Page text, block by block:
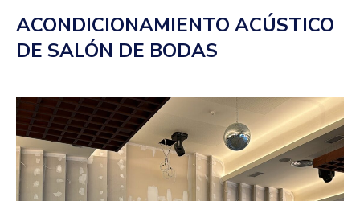
ACONDICIONAMIENTO ACÚSTICO
DE SALÓN DE BODAS